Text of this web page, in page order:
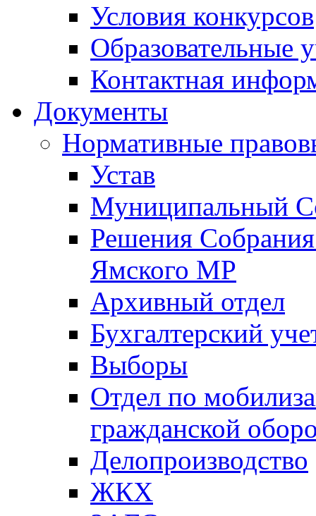
Условия конкурсов
Образовательные
Контактная
Документы
Нормативные
Устав
Муниципальный
Решения
Ямского МР
Архивный отдел
Бухгалтерский
Выборы
Отдел по
гражданской
Делопроизводство
ЖКХ